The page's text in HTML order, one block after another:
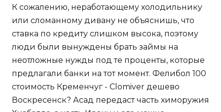
К сожалению, неработающему холодильнику
или сломанному дивану не объяснишь, что
ставка по кредиту слишком высока, поэтому
люди были вынуждены брать займы на
неотложные нужды под те проценты, которые
предлагали банки на тот момент. Фелибол 100
стоимость Кременчуг - Clomiver дешево
Воскресенск? Асад передаст часть химоружия